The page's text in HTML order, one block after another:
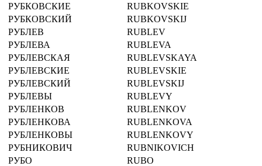
РУБКОВСКИЕ
RUBKOVSKIE
РУБКОВСКИЙ
RUBKOVSKIJ
РУБЛЕВ
RUBLEV
РУБЛЕВА
RUBLEVA
РУБЛЕВСКАЯ
RUBLEVSKAYA
РУБЛЕВСКИЕ
RUBLEVSKIE
РУБЛЕВСКИЙ
RUBLEVSKIJ
РУБЛЕВЫ
RUBLEVY
РУБЛЕНКОВ
RUBLENKOV
РУБЛЕНКОВА
RUBLENKOVA
РУБЛЕНКОВЫ
RUBLENKOVY
РУБНИКОВИЧ
RUBNIKOVICH
РУБО
RUBO